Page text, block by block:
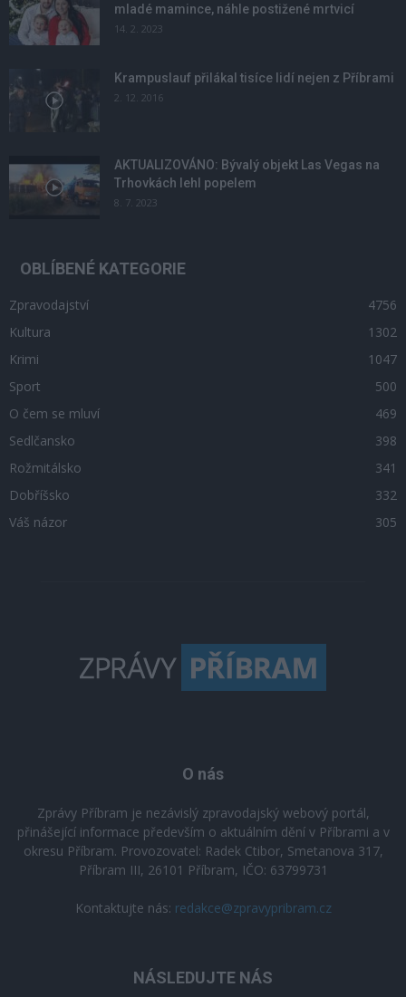
mladé mamince, náhle postižené mrtvicí
14. 2. 2023
Krampuslauf přilákal tisíce lidí nejen z Příbrami
2. 12. 2016
AKTUALIZOVÁNO: Bývalý objekt Las Vegas na
Trhovkách lehl popelem
8. 7. 2023
OBLÍBENÉ KATEGORIE
Zpravodajství
4756
Kultura
1302
Krimi
1047
Sport
500
O čem se mluví
469
Sedlčansko
398
Rožmitálsko
341
Dobříšsko
332
Váš názor
305
O nás
Zprávy Příbram je nezávislý zpravodajský webový portál,
přinášející informace především o aktuálním dění v Příbrami a v
okresu Příbram. Provozovatel: Radek Ctibor, Smetanova 317,
Příbram III, 26101 Příbram, IČO: 63799731
Kontaktujte nás: redakce@zpravypribram.cz
NÁSLEDUJTE NÁS